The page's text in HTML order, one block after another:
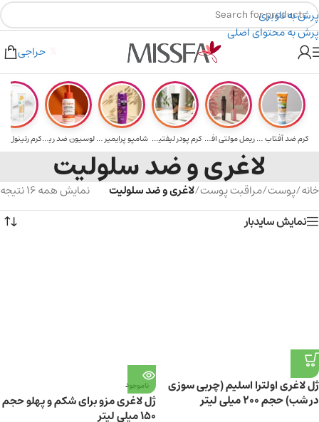
پرش به ناوبری
پرش به محتوای اصلی
۲٪ تخفیف روی سبد خرید برای روش کارت به کارت
هدیه برای خرید های بالای ۵ میلیون تومن
حراجی
کرم ضد آفتاب حا... ریمل مولتی افکت... کرم پودر لیفتین... شامپو پرایمیر پ... لوسیون ضد ریزش ...
لاغری و ضد سلولیت
خانه/پوست/مراقبت پوست/لاغری و ضد سلولیت
نمایش همه 16 نتیجه
نمایش سایدبار
ژل لاغری اولترا اسلیم (چربی سوزی
در شب) حجم ۲۰۰ میلی لیتر
ناموجود
ژل لاغری مزو برای شکم و پهلو حجم
۱۵۰ میلی لیتر